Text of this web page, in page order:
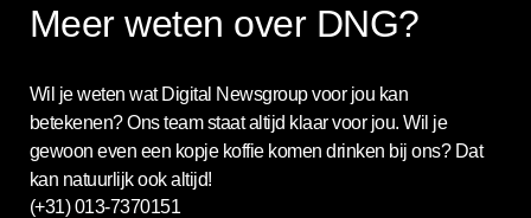
Meer weten over DNG?
Wil je weten wat Digital Newsgroup voor jou kan
betekenen? Ons team staat altijd klaar voor jou. Wil je
gewoon even een kopje koffie komen drinken bij ons? Dat
kan natuurlijk ook altijd!
(+31) 013-7370151